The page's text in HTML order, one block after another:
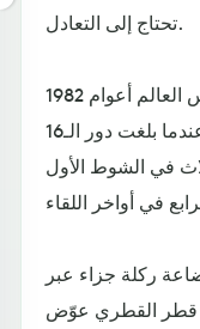
تحتاج إلى التعادل.
وكانت الجزائر قد شاركت في كأس العالم أعوام 1982
النقاط الثلاث في الشوط الأول
ركلة جزاء عبر
نادي قطر القطري عوّض